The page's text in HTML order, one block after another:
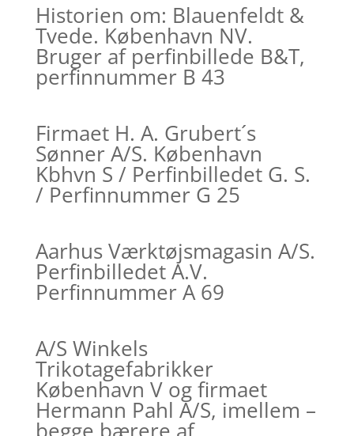
Historien om: Blauenfeldt &
Tvede. København NV.
Bruger af perfinbillede B&T,
perfinnummer B 43
Firmaet H. A. Grubert´s
Sønner A/S. København
Kbhvn S / Perfinbilledet G. S.
/ Perfinnummer G 25
Aarhus Værktøjsmagasin A/S.
Perfinbilledet A.V.
Perfinnummer A 69
A/S Winkels
Trikotagefabrikker
København V og firmaet
Hermann Pahl A/S, imellem –